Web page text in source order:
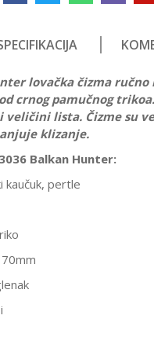
lovačka čizma
crnog pamučnog
lista. Čizme su
klizanje.
Balkan Hunter:
kaučuk, pertle